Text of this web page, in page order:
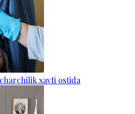
xavfi ostida